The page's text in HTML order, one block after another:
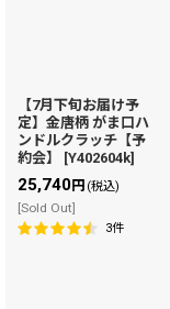
【7月下旬お届け予
定】金唐柄 がま口ハ
ンドルクラッチ【予
約会】
[Y402604k]
25,740円 (税込)
[Sold Out]
3件